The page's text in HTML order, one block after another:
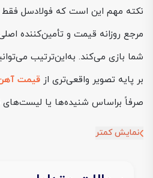
نکته مهم این است که فولادسل
مرجع روزانه قیمت و تأمین‌کننده
شما بازی می‌کند. به‌این‌ترتیب
بر پایه تصویر واقعی‌تری از قیمت
صرفاً براساس شنیده‌ها یا لیست‌های
نمایش کمتر